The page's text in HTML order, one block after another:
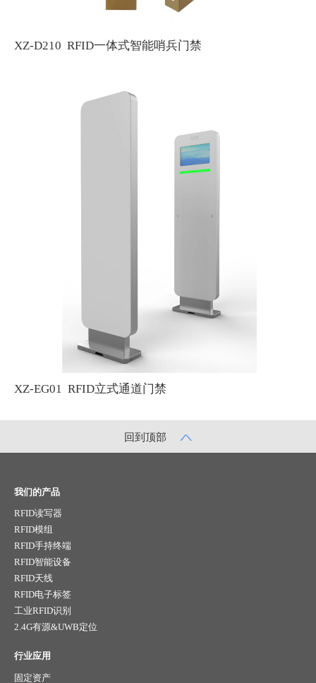
XZ-D210 RFID一体式智能哨兵门禁
XZ-EG01 RFID立式通道门禁
回到顶部
我们的产品
RFID读写器
RFID模组
RFID手持终端
RFID智能设备
RFID天线
RFID电子标签
工业RFID识别
2.4G有源&UWB定位
行业应用
固定资产